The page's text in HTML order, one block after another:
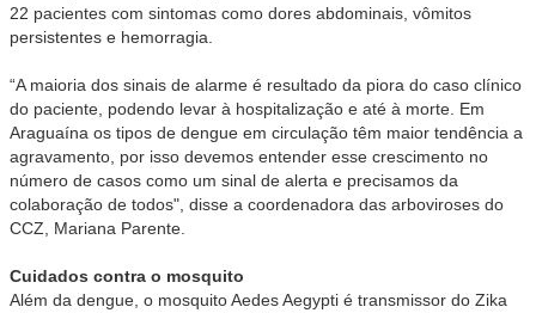
22 pacientes com sintomas como dores abdominais, vômitos
persistentes e hemorragia.
“A maioria dos sinais de alarme é resultado da piora do caso clínico
do paciente, podendo levar à hospitalização e até à morte. Em
Araguaína os tipos de dengue em circulação têm maior tendência a
agravamento, por isso devemos entender esse crescimento no
número de casos como um sinal de alerta e precisamos da
colaboração de todos", disse a coordenadora das arboviroses do
CCZ, Mariana Parente.
Cuidados contra o mosquito
Além da dengue, o mosquito Aedes Aegypti é transmissor do Zika